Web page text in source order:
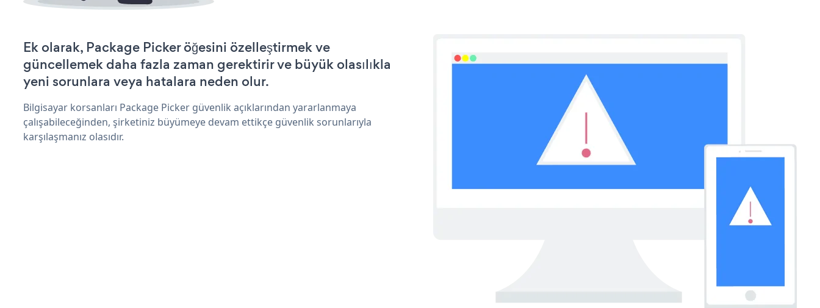
Ek olarak, Package Picker öğesini özelleştirmek ve
güncellemek daha fazla zaman gerektirir ve büyük olasılıkla
yeni sorunlara veya hatalara neden olur.
Bilgisayar korsanları Package Picker güvenlik açıklarından yararlanmaya
çalışabileceğinden, şirketiniz büyümeye devam ettikçe güvenlik sorunlarıyla
karşılaşmanız olasıdır.